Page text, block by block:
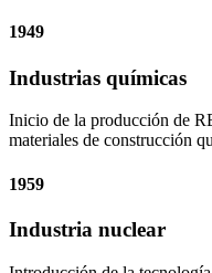
1949
Industrias químicas
Inicio de la producción de
materiales de construcción
1959
Industria nuclear